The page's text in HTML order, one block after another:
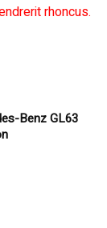
rhoncus.
Benz GL63